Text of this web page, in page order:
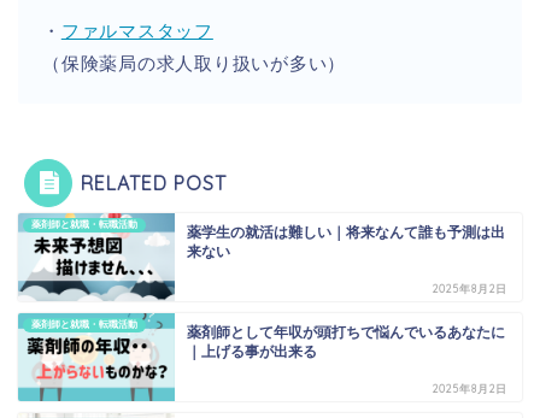
・ ファルマスタッフ
（保険薬局の求人取り扱いが多い）
RELATED POST
薬剤師と就職・転職活動
薬学生の就活は難しい｜将来なんて誰も予測は出
来ない
2025年8月2日
薬剤師と就職・転職活動
薬剤師として年収が頭打ちで悩んでいるあなたに
｜上げる事が出来る
2025年8月2日